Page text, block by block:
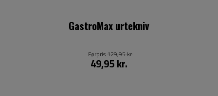
GastroMax urtekniv
49,95 kr.
Førpris129,95 kr.